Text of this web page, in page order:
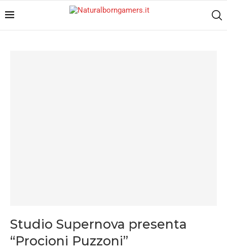
Studio Supernova presenta
“Procioni Puzzoni”